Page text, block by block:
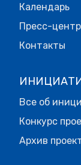
Календарь
Пресс-центр
Контакты
Все об
Конкурс
Архив